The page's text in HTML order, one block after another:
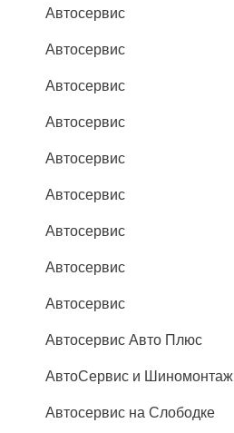
Автосервис
Автосервис
Автосервис
Автосервис
Автосервис
Автосервис
Автосервис
Автосервис
Автосервис
Автосервис Авто Плюс
АвтоСервис и Шиномонтаж
Автосервис на Слободке